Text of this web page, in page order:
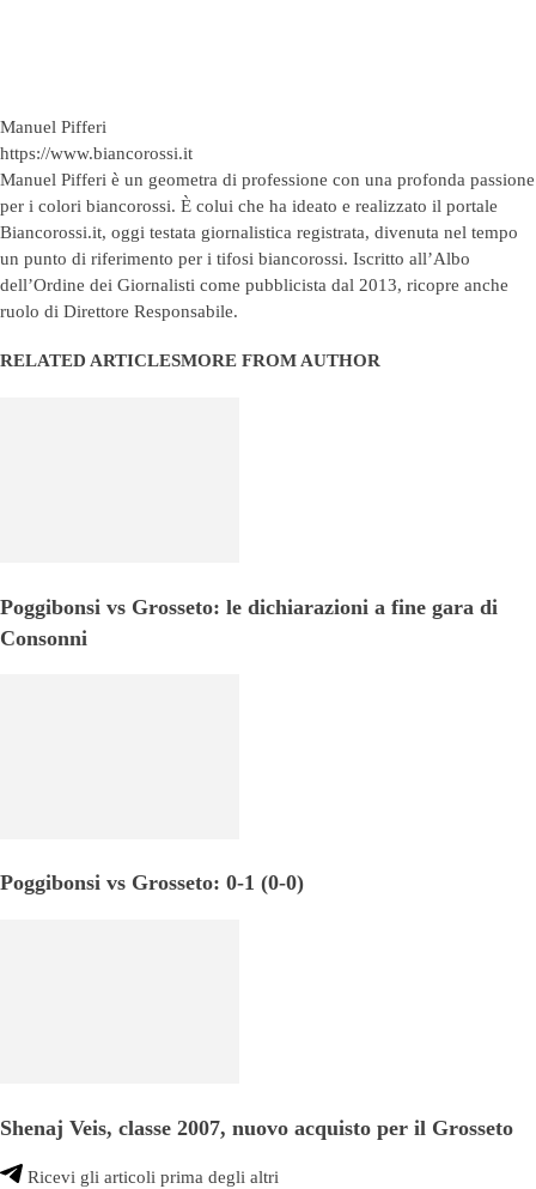
Manuel Pifferi
https://www.biancorossi.it
Manuel Pifferi è un geometra di professione con una profonda passione
per i colori biancorossi. È colui che ha ideato e realizzato il portale
Biancorossi.it, oggi testata giornalistica registrata, divenuta nel tempo
un punto di riferimento per i tifosi biancorossi. Iscritto all’Albo
dell’Ordine dei Giornalisti come pubblicista dal 2013, ricopre anche
ruolo di Direttore Responsabile.
RELATED ARTICLESMORE FROM AUTHOR
Poggibonsi vs Grosseto: le dichiarazioni a fine gara di
Consonni
Poggibonsi vs Grosseto: 0-1 (0-0)
Shenaj Veis, classe 2007, nuovo acquisto per il Grosseto
Ricevi gli articoli prima degli altri